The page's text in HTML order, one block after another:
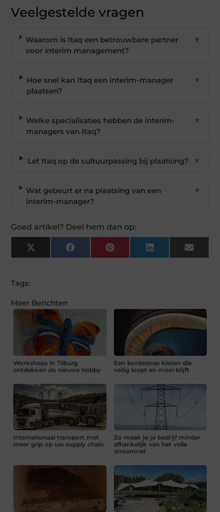
Veelgestelde vragen
Waarom is Itaq een betrouwbare partner
voor interim management?
▼
Hoe snel kan Itaq een interim-manager
plaatsen?
▼
Welke specialisaties hebben de interim-
managers van Itaq?
▼
Let Itaq op de cultuurpassing bij plaatsing? ▼
Wat gebeurt er na plaatsing van een
interim-manager?
▼
Goed artikel? Deel hem dan op:
X
(Twitter)
FacebookPinterest LinkedIn Email
Tags:
Meer Berichten
Workshops in Tilburg
ontdekken als nieuwe hobby
Een bordestrap kiezen die
veilig loopt en mooi blijft
Internationaal transport met
meer grip op uw supply chain
Zo maak je je bedrijf minder
afhankelijk van het volle
stroomnet